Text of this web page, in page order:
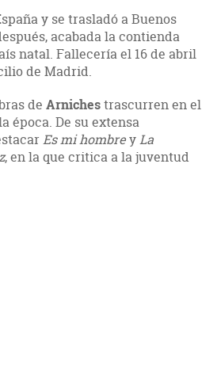
y se trasladó a Buenos
acabada la contienda
natal. Fallecería el 16 de abril
de Madrid.
de Arnichestrascurren en el
época. De su extensa
Es mi hombreyLa
, en la que critica a la juventud